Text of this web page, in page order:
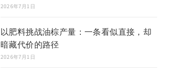
2026年7月1日
以肥料挑战油棕产量：一条看似直接，却
暗藏代价的路径
2026年7月1日